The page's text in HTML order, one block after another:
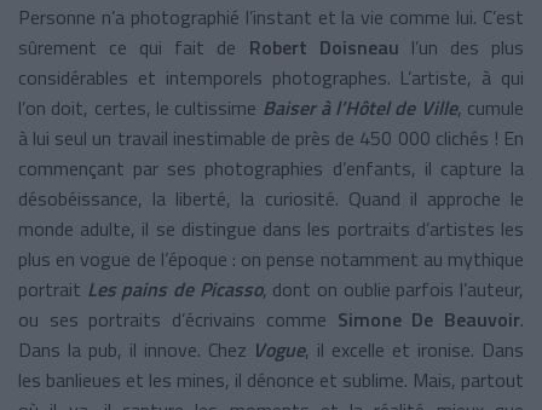
Personne n’a photographié l’instant et la vie comme lui. C’est
sûrement ce qui fait de Robert Doisneau l’un des plus
considérables et intemporels photographes. L’artiste, à qui
l’on doit, certes, le cultissime Baiser à l’Hôtel de Ville, cumule
à lui seul un travail inestimable de près de 450 000 clichés ! En
commençant par ses photographies d’enfants, il capture la
désobéissance, la liberté, la curiosité. Quand il approche le
monde adulte, il se distingue dans les portraits d’artistes les
plus en vogue de l’époque : on pense notamment au mythique
portrait Les pains de Picasso, dont on oublie parfois l’auteur,
ou ses portraits d’écrivains comme Simone De Beauvoir.
Dans la pub, il innove. Chez Vogue, il excelle et ironise. Dans
les banlieues et les mines, il dénonce et sublime. Mais, partout